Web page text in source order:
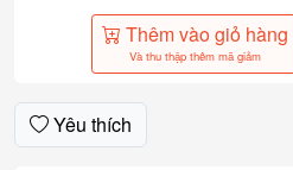
Thêm vào giỏ hàng
Và thu thập thêm mã giảm
Yêu thích